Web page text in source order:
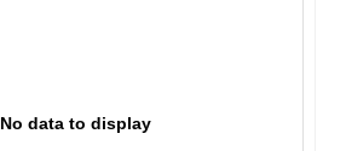
No data to display